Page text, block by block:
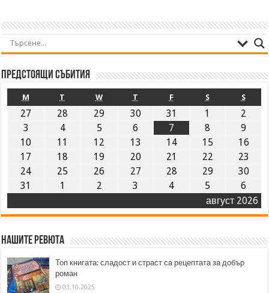
Предстоящи събития
август 2026
M T W T F S S
27 28 29 30 31 1
2
3
4 5 6 7 8
9
10
11 12 13 14 15
16
17
18 19 20 21 22
23
24
25 26 27 28 29
30
31
1 2 3 4 5 6
Нашите ревюта
Топ книгата: сладост и страст са рецептата за добър
роман
03.10.2025